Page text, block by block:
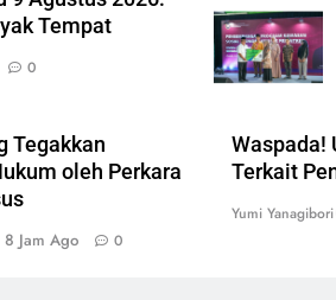
Tempat
0
Tegakkan
oleh Perkara
8 Jam Ago 0
Waspada!
Terkait
Yumi Yanagibori